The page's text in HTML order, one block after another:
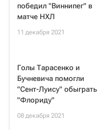
победил "Виннипег" в
матче НХЛ
11 декабря 2021
Голы Тарасенко и
Бучневича помогли
"Сент-Луису" обыграть
"Флориду"
08 декабря 2021